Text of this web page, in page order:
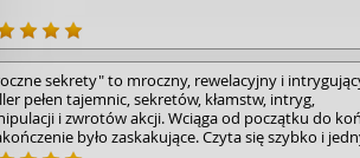
sekrety" to mroczny, rewelacyjny i
pełen tajemnic, sekretów, kłamstw, intryg,
i zwrotów akcji. Wciąga od początku do
było zaskakujące. Czyta się szybko i